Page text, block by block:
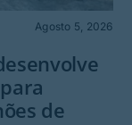
Agosto 5, 2026
de